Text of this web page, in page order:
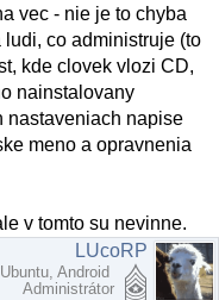
vec - nie je to chyba
co administruje (to
kde clovek vlozi CD,
nainstalovany
nastaveniach napise
meno a opravnenia
v tomto su nevinne.
LUcoRP
Android
Administrátor